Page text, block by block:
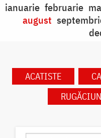
ianuarie februarie
august
ACATISTE